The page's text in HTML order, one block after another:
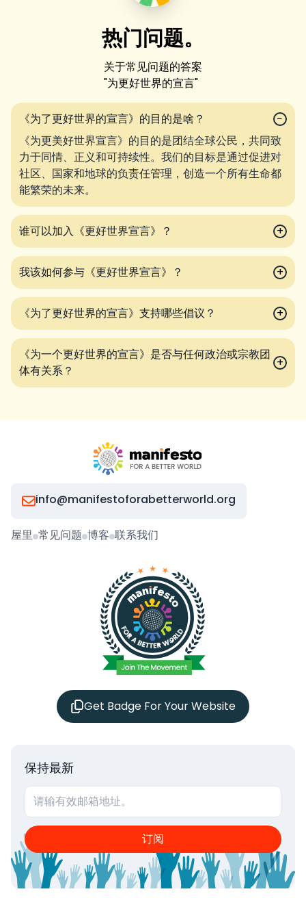
热门问题。
关于常见问题的答案
"为更好世界的宣言"
《为了更好世界的宣言》的目的是啥？
−
《为更美好世界宣言》的目的是团结全球公民，共同致
力于同情、正义和可持续性。我们的目标是通过促进对
社区、国家和地球的负责任管理，创造一个所有生命都
能繁荣的未来。
谁可以加入《更好世界宣言》？ +
我该如何参与《更好世界宣言》？ +
《为了更好世界的宣言》支持哪些倡议？ +
《为一个更好世界的宣言》是否与任何政治或宗教团
体有关系？
+
info@manifestoforabetterworld.org
屋里 常见问题 博客 联系我们
Get Badge For Your Website
保持最新
订阅